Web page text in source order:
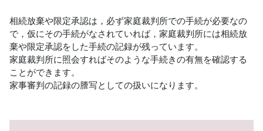
相続放棄や限定承認は，必ず家庭裁判所での手続が必要なの
で，仮にその手続がなされていれば，家庭裁判所には相続放
棄や限定承認をした手続の記録が残っています。
家庭裁判所に照会すればそのような手続きの有無を確認する
ことができます。
家事審判の記録の謄写としての扱いになります。